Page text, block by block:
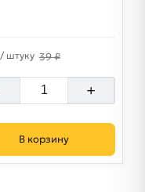
/ штуку 39 ₽
+
В корзину